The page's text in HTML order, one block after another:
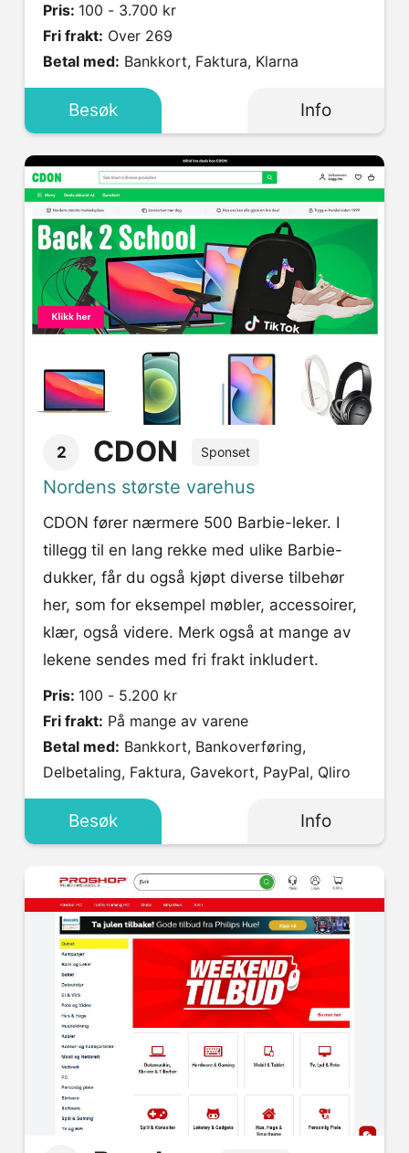
Pris: 100 - 3.700 kr
Fri frakt: Over 269
Betal med: Bankkort, Faktura, Klarna
Besøk Info
2 CDON Sponset
Nordens største varehus
CDON fører nærmere 500 Barbie-leker. I
tillegg til en lang rekke med ulike Barbie-
dukker, får du også kjøpt diverse tilbehør
her, som for eksempel møbler, accessoirer,
klær, også videre. Merk også at mange av
lekene sendes med fri frakt inkludert.
Pris: 100 - 5.200 kr
Fri frakt: På mange av varene
Betal med:
Delbetaling, Faktura, Gavekort, PayPal, Qliro
Besøk Info